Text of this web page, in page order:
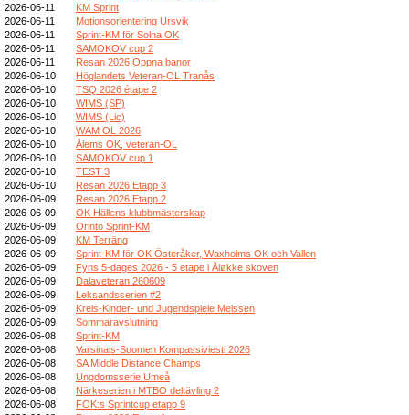
2026-06-11
KM Sprint
2026-06-11
Motionsorientering Ursvik
2026-06-11
Sprint-KM för Solna OK
2026-06-11
SAMOKOV cup 2
2026-06-11
Resan 2026 Öppna banor
2026-06-10
Höglandets Veteran-OL Tranås
2026-06-10
TSQ 2026 étape 2
2026-06-10
WIMS (SP)
2026-06-10
WIMS (Lic)
2026-06-10
WAM OL 2026
2026-06-10
Ålems OK, veteran-OL
2026-06-10
SAMOKOV cup 1
2026-06-10
TEST 3
2026-06-10
Resan 2026 Etapp 3
2026-06-09
Resan 2026 Etapp 2
2026-06-09
OK Hällens klubbmästerskap
2026-06-09
Orinto Sprint-KM
2026-06-09
KM Terräng
2026-06-09
Sprint-KM för OK Österåker, Waxholms OK och Vallen
2026-06-09
Fyns 5-dages 2026 - 5 etape i Åløkke skoven
2026-06-09
Dalaveteran 260609
2026-06-09
Leksandsserien #2
2026-06-09
Kreis-Kinder- und Jugendspiele Meissen
2026-06-09
Sommaravslutning
2026-06-08
Sprint-KM
2026-06-08
Varsinais-Suomen Kompassiviesti 2026
2026-06-08
SA Middle Distance Champs
2026-06-08
Ungdomsserie Umeå
2026-06-08
Närkeserien i MTBO deltävling 2
2026-06-08
FOK:s Sprintcup etapp 9